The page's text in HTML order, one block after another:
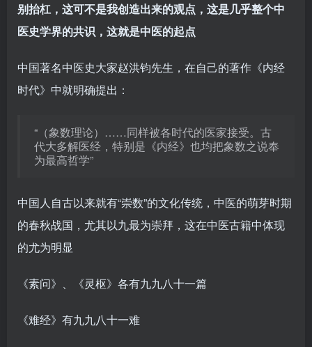
别抬杠，这可不是我创造出来的观点，这是几乎整个中
医史学界的共识，这就是中医的起点
中国著名中医史大家赵洪钧先生，在自己的著作《内经
时代》中就明确提出：
“（象数理论）……同样被各时代的医家接受。古
代大多解医经，特别是《内经》也均把象数之说奉
为最高哲学”
中国人自古以来就有“崇数”的文化传统，中医的萌芽时期
的春秋战国，尤其以九最为崇拜，这在中医古籍中体现
的尤为明显
《素问》、《灵枢》各有九九八十一篇
《难经》有九九八十一难